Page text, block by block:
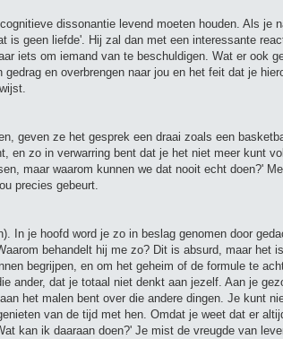
dissonantie levend moeten houden. Als
is geen liefde'. Hij zal dan met een interessante
iets om iemand van te beschuldigen. Wat er ook
gedrag en overbrengen naar jou en het feit dat je
geven ze het gesprek een draai zoals een
en zo in verwarring bent dat je het niet meer kunt
maar waarom kunnen we dat nooit echt doen?'
precies gebeurt.
In je hoofd word je zo in beslag genomen door
behandelt hij me zo? Dit is absurd, maar
begrijpen, en om het geheim of de formule te
ander, dat je totaal niet denkt aan jezelf. Aan je
het malen bent over die andere dingen. Je kunt
van de tijd met hen. Omdat je weet dat er
kan ik daaraan doen?' Je mist de vreugde van